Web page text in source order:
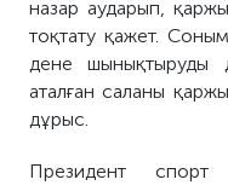
назар аударып,
тоқтату қажет.
дене шынықтыруды
аталған саланы
дұрыс.
Президент спорт